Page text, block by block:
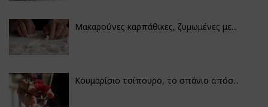
Μακαρούνες καρπάθικες, ζυμωμένες με...
Κουμαρίσιο τσίπουρο, το σπάνιο απόσ...